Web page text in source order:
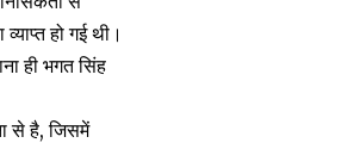
हो गई थी।
ही भगत सिंह
से है, जिसमें